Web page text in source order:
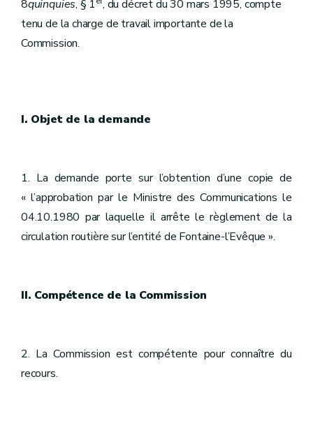
8quinquies, § 1 , du décret du 30 mars 1995, compte
tenu de la charge de travail importante de la
Commission.
I. Objet de la demande
1. La demande porte sur l’obtention d’une copie de
« l’approbation par le Ministre des Communications le
04.10.1980 par laquelle il arrête le règlement de la
circulation routière sur l’entité de Fontaine-l’Evêque ».
II. Compétence de la Commission
2. La Commission est compétente pour connaître du
recours.